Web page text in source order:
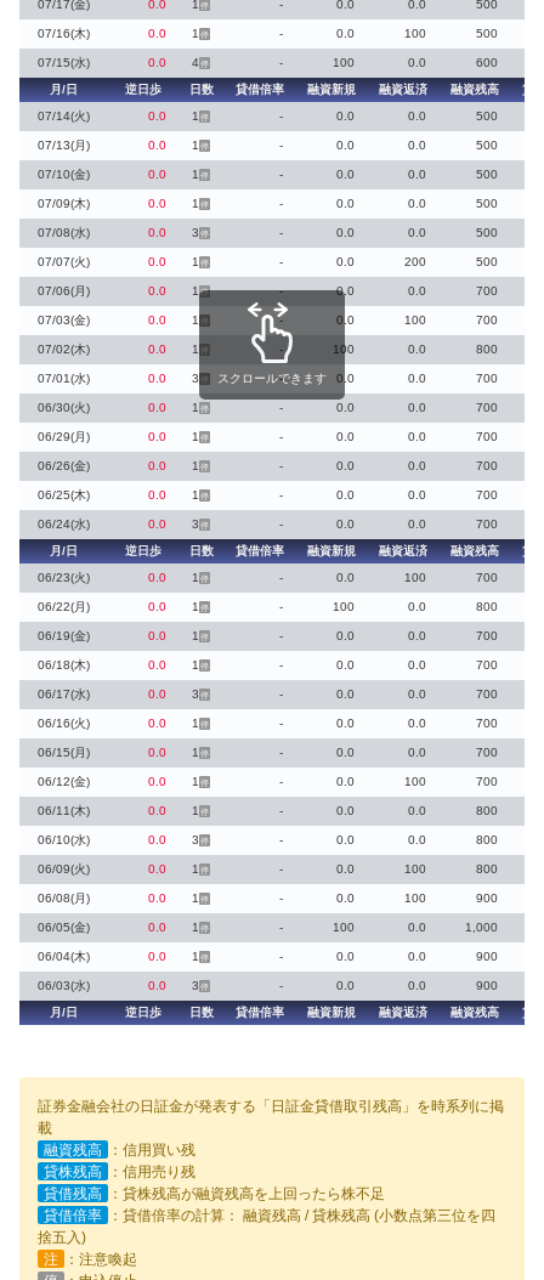
07/17(金) 0.0 1 停 - 0.0 0.0 500
07/16(木) 0.0 1 停 - 0.0 100 500
07/15(水) 0.0 4停 - 100 0.0
600
月/日
逆日歩 日数 貸借倍率 融資新規 融資返済 融資残高
貸
07/14(火)
0.0 1 停 - 0.0 0.0 500
07/13(月) 0.0 1 停 - 0.0 0.0 500
07/10(金) 0.0 1 停 - 0.0 0.0 500
07/09(木) 0.0 1 停 - 0.0 0.0 500
07/08(水) 0.0 3 停 - 0.0 0.0 500
07/07(火) 0.0 1 停 - 0.0 200 500
07/06(月) 0.0 1 停 - 0.0 0.0 700
07/03(金) 0.0 1 - 0.0 100 700
07/02(木) 0.0 1 - 100 0.0 800
07/01(水) 0.0 3 - 0.0 0.0 700
06/30(火) 0.0 1 停 - 0.0 0.0 700
06/29(月) 0.0 1 停 - 0.0 0.0 700
06/26(金) 0.0 1 停 - 0.0 0.0 700
06/25(木) 0.0 1 停 - 0.0 0.0 700
06/24(水) 0.0 3 停 - 0.0 0.0
700
月/日
逆日歩 日数 貸借倍率 融資新規 融資返済 融資残高
貸
06/23(火)
0.0 1 停 - 0.0 100 700
06/22(月) 0.0 1 停 - 100 0.0 800
06/19(金) 0.0 1 停 - 0.0 0.0 700
06/18(木) 0.0 1 停 - 0.0 0.0 700
06/17(水) 0.0 3 停 - 0.0 0.0 700
06/16(火) 0.0 1 停 - 0.0 0.0 700
06/15(月) 0.0 1 停 - 0.0 0.0 700
06/12(金) 0.0 1 停 - 0.0 100 700
06/11(木) 0.0 1 停 - 0.0 0.0 800
06/10(水) 0.0 3 停 - 0.0 0.0 800
06/09(火) 0.0 1 停 - 0.0 100 800
06/08(月) 0.0 1 停 - 0.0 100 900
06/05(金) 0.0 1 停 - 100 0.0 1,000
06/04(木) 0.0 1 停 - 0.0 0.0 900
06/03(水) 0.0 3 停 - 0.0 0.0
900
月/日
逆日歩 日数 貸借倍率 融資新規 融資返済 融資残高 貸
スクロールできます
証券金融会社の日証金が発表する「日証金貸借取引残高」を時系列に掲
載
融資残高
：信用買い残
貸株残高
：信用売り残
貸借残高
：貸株残高が融資残高を上回ったら株不足
貸借倍率
：貸借倍率の計算： 融資残高 / 貸株残高 (小数点第三位を四
捨五入)
注
：注意喚起